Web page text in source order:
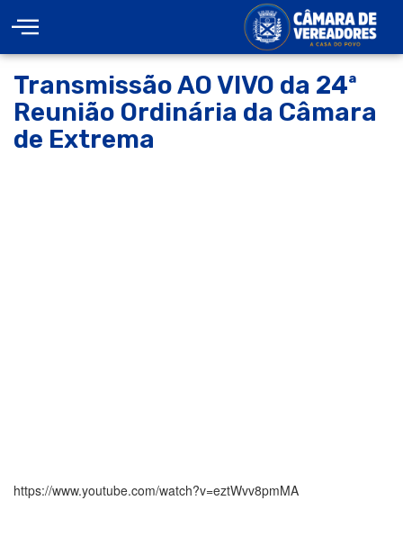
Transmissão AO VIVO da 24ª
Reunião Ordinária da Câmara
de Extrema
https://www.youtube.com/watch?v=eztWvv8pmMA